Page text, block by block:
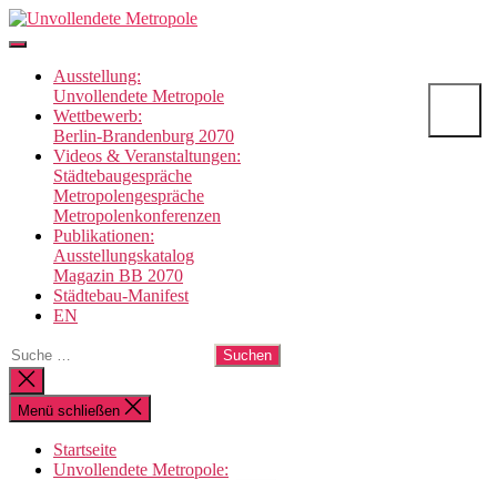
Direkt
zum
wechseln
Unvollendete
Ausstellung:
Unvollendete Metropole
Wettbewerb:
Berlin-Brandenburg 2070
Videos & Veranstaltungen:
Städtebaugespräche
Metropolengespräche
Metropolenkonferenzen
Publikationen:
Ausstellungskatalog
Magazin BB 2070
Städtebau-Manifest
EN
Suche
nach:
Suche
schließen
Menü schließen
Startseite
Unvollendete Metropole: